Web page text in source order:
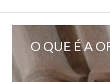
O QUE É A